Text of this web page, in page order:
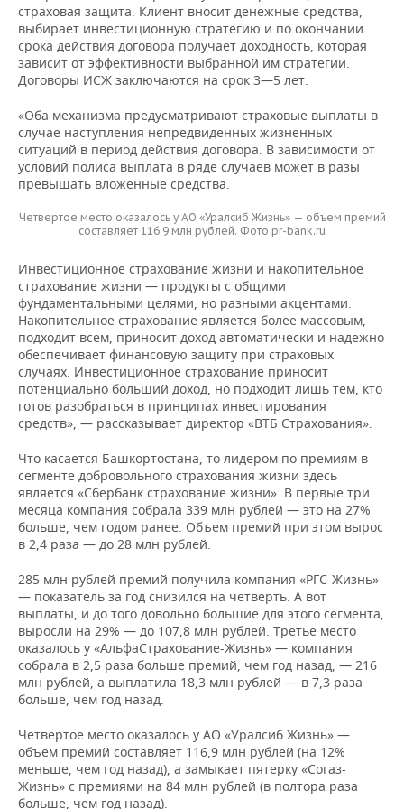
страховая защита. Клиент вносит денежные средства,
выбирает инвестиционную стратегию и по окончании
срока действия договора получает доходность, которая
зависит от эффективности выбранной им стратегии.
Договоры ИСЖ заключаются на срок 3—5 лет.
«Оба механизма предусматривают страховые выплаты в
случае наступления непредвиденных жизненных
ситуаций в период действия договора. В зависимости от
условий полиса выплата в ряде случаев может в разы
превышать вложенные средства.
Четвертое место оказалось у АО «Уралсиб Жизнь» — объем премий
составляет 116,9 млн рублей. Фото pr-bank.ru
Инвестиционное страхование жизни и накопительное
страхование жизни — продукты с общими
фундаментальными целями, но разными акцентами.
Накопительное страхование является более массовым,
подходит всем, приносит доход автоматически и надежно
обеспечивает финансовую защиту при страховых
случаях. Инвестиционное страхование приносит
потенциально больший доход, но подходит лишь тем, кто
готов разобраться в принципах инвестирования
средств», — рассказывает директор «ВТБ Страхования».
Что касается Башкортостана, то лидером по премиям в
сегменте добровольного страхования жизни здесь
является «Сбербанк страхование жизни». В первые три
месяца компания собрала 339 млн рублей — это на 27%
больше, чем годом ранее. Объем премий при этом вырос
в 2,4 раза — до 28 млн рублей.
285 млн рублей премий получила компания «РГС-Жизнь»
— показатель за год снизился на четверть. А вот
выплаты, и до того довольно большие для этого сегмента,
выросли на 29% — до 107,8 млн рублей. Третье место
оказалось у «АльфаСтрахование-Жизнь» — компания
собрала в 2,5 раза больше премий, чем год назад, — 216
млн рублей, а выплатила 18,3 млн рублей — в 7,3 раза
больше, чем год назад.
Четвертое место оказалось у АО «Уралсиб Жизнь» —
объем премий составляет 116,9 млн рублей (на 12%
меньше, чем год назад), а замыкает пятерку «Согаз-
Жизнь» с премиями на 84 млн рублей (в полтора раза
больше, чем год назад).